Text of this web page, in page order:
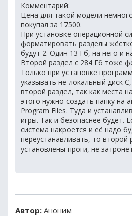
Комментарий:
Цена для такой модели
покупал за 17500.
При установке операционной
форматировать разделы
будут 2. Один 13 Гб, на него и
Второй раздел с 284 Гб тоже
Только при установке
указывать не локальный диск
второй раздел, так как места
этого нужно создать папку на
Program Files. Туда и
игры. Так и безопаснее будет.
система накроется и её надо
переустанавливать, то второй
установлены проги, не
Автор: Аноним